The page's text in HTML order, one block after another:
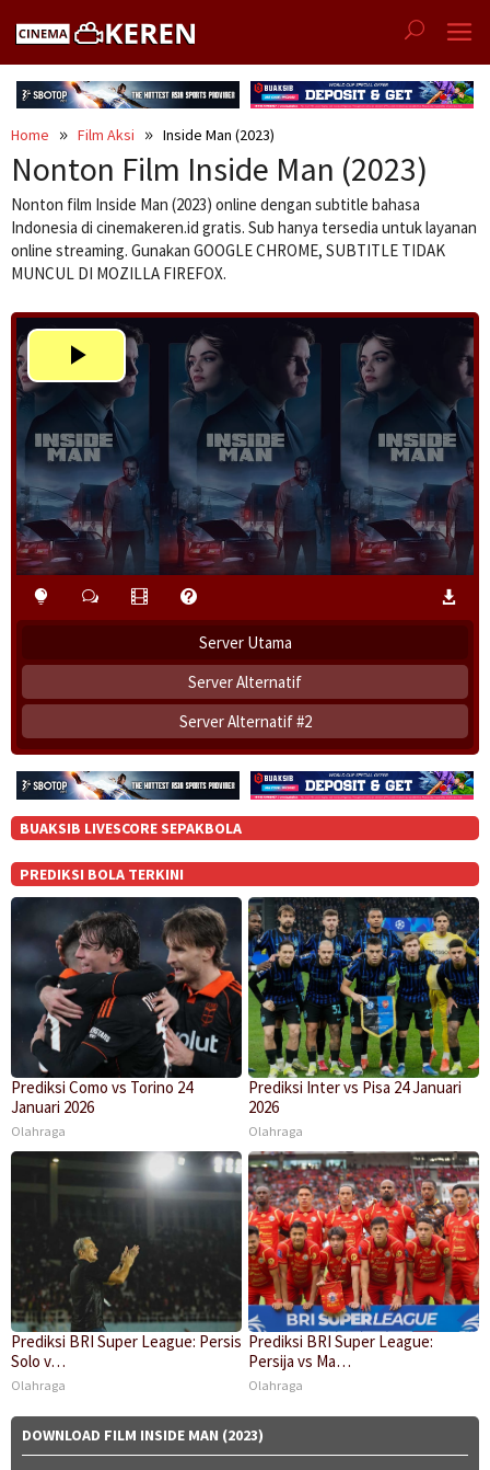
Home Film Aksi Inside Man (2023)
Nonton Film Inside Man (2023)
Nonton film Inside Man (2023) online dengan subtitle bahasa
Indonesia di cinemakeren.id gratis. Sub hanya tersedia untuk layanan
online streaming. Gunakan GOOGLE CHROME, SUBTITLE TIDAK
MUNCUL DI MOZILLA FIREFOX.
Play
Video
Server Utama
Server Alternatif
Server Alternatif #2
BUAKSIB LIVESCORE SEPAKBOLA
PREDIKSI BOLA TERKINI
Prediksi Como vs Torino 24
Januari 2026
Olahraga
Prediksi Inter vs Pisa 24 Januari
2026
Olahraga
Prediksi BRI Super League: Persis
Solo v…
Olahraga
Prediksi BRI Super League:
Persija vs Ma…
Olahraga
DOWNLOAD FILM INSIDE MAN (2023)